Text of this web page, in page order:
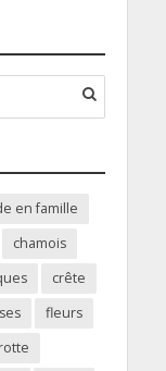
en famille
chamois
crête
fleurs